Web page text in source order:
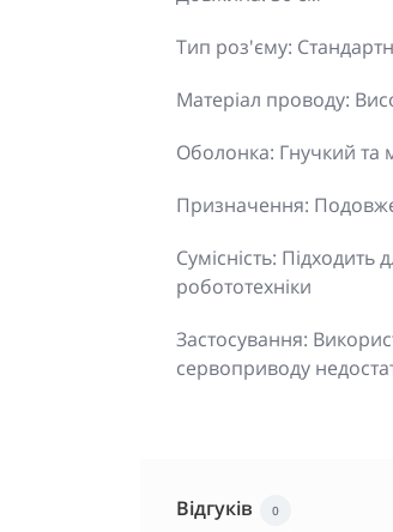
Тип роз'єму:
Матеріал проводу:
Оболонка: Гнучкий та
Призначення:
Сумісність: Підходить
робототехніки
Застосування:
сервоприводу
Відгуків 0